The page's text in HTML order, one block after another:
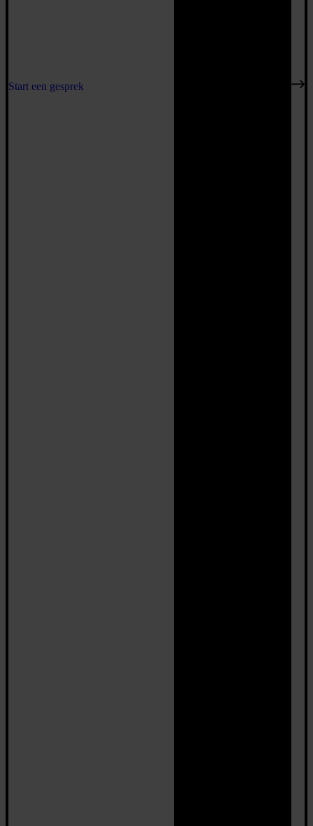
Start een gesprek